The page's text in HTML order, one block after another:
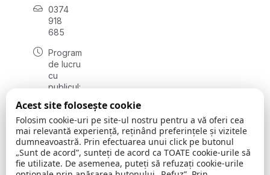
0374
918
685
Program
de lucru
cu
publicul:
08:00 -
16:30
, vineri:
08:00 -
14:00
Acest site folosește cookie
Folosim cookie-uri pe site-ul nostru pentru a vă oferi cea
mai relevantă experiență, reținând preferințele și vizitele
dumneavoastră. Prin efectuarea unui click pe butonul
„Sunt de acord”, sunteți de acord ca TOATE cookie-urile să
fie utilizate. De asemenea, puteți să refuzați cookie-urile